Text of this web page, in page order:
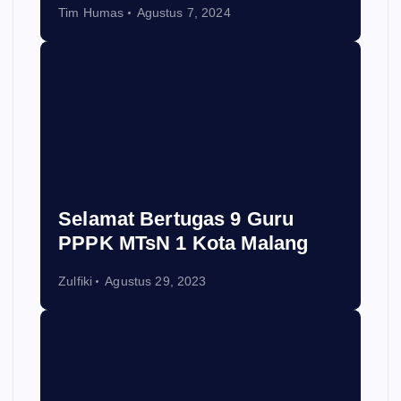
Tim Humas Agustus 7, 2024
Selamat Bertugas 9 Guru
PPPK MTsN 1 Kota Malang
Zulfiki Agustus 29, 2023